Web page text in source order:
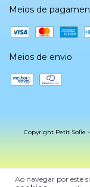
Ao navegar por este
Meios de
Meios de envio
Copyright Petit Sofie -